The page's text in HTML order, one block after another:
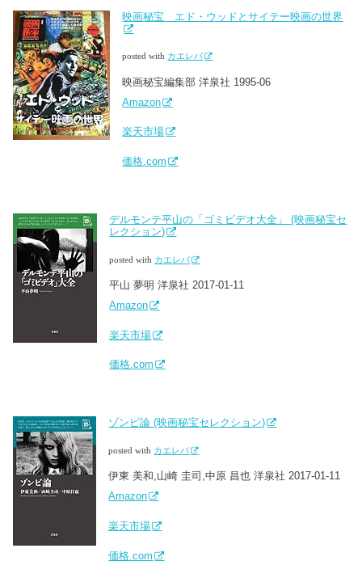
映画秘宝 エド・ウッドとサイテー映画の世界
posted with カエレバ
映画秘宝編集部 洋泉社 1995-06
Amazon
楽天市場
価格.com
デルモンテ平山の「ゴミビデオ大全」 (映画秘宝セ
レクション)
posted with カエレバ
平山 夢明 洋泉社 2017-01-11
Amazon
楽天市場
価格.com
ゾンビ論 (映画秘宝セレクション)
posted with カエレバ
伊東 美和,山崎 圭司,中原 昌也 洋泉社 2017-01-11
Amazon
楽天市場
価格.com